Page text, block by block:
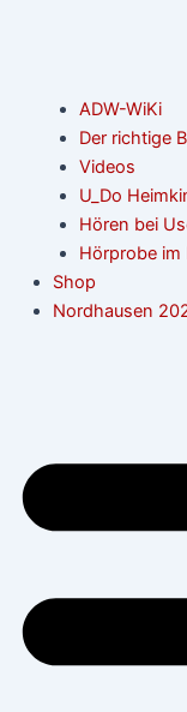
ADW-WiKi
Der richtige
Videos
U_Do
Hören bei
Hörprobe im
Shop
Nordhausen